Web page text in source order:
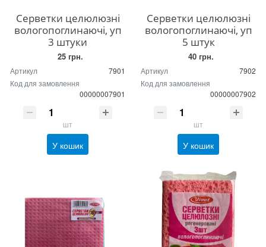
Серветки целюлюзні
вологопоглинаючі, уп
3 штуки
25 грн.
Артикул
7901
Код для замовлення
00000007901
шт
У кошик
Серветки целюлюзні
вологопоглинаючі, уп
5 штук
40 грн.
Артикул
7902
Код для замовлення
00000007902
шт
У кошик